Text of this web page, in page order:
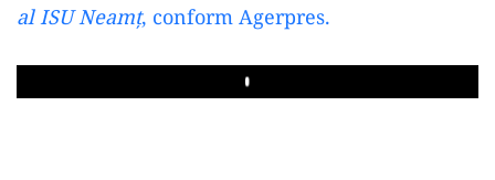
al ISU Neamţ, conform Agerpres.
Play